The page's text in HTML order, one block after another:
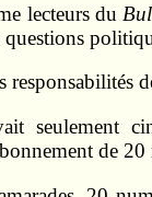
lecteurs du
questions
responsabilités
seulement
de